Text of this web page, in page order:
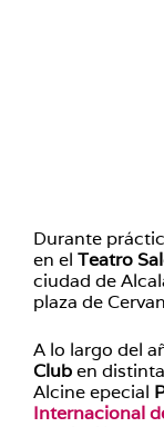
Durante
en el Teatro
ciudad de
plaza de
A lo largo del
Cluben
Alcine epecial
Internacional